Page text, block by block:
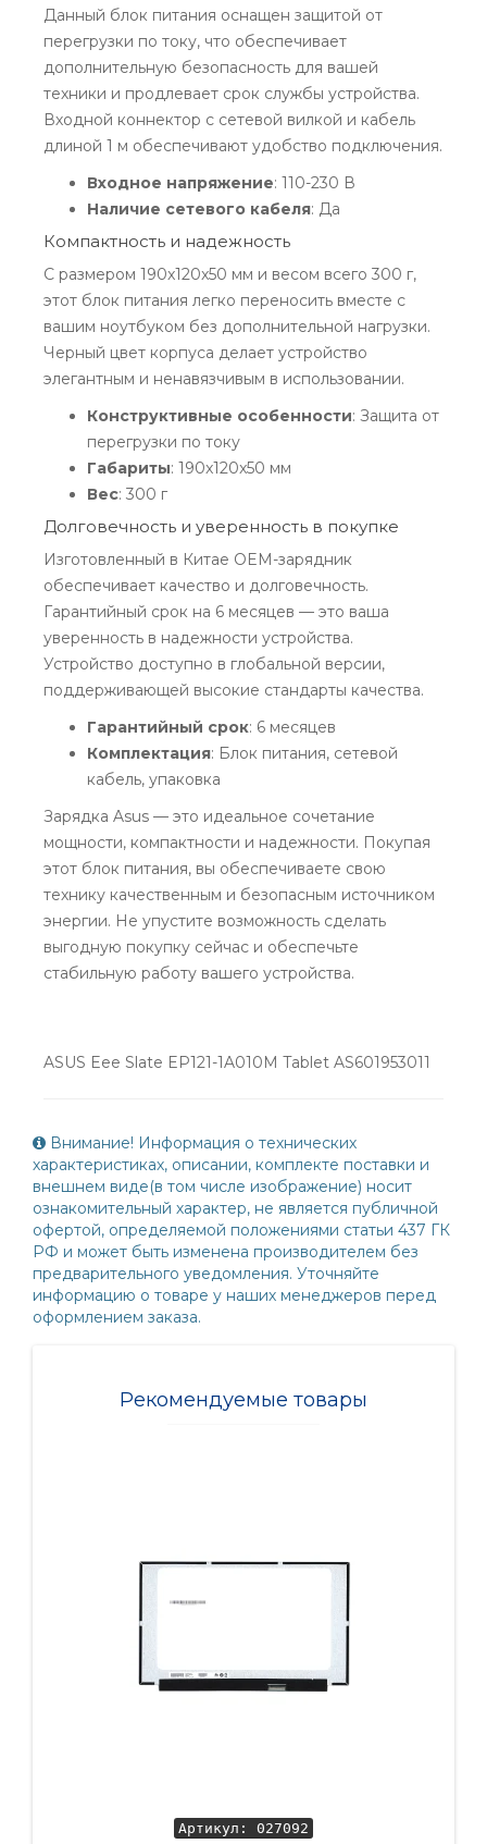
Данный блок питания оснащен защитой от
перегрузки по току, что обеспечивает
дополнительную безопасность для вашей
техники и продлевает срок службы устройства.
Входной коннектор с сетевой вилкой и кабель
длиной 1 м обеспечивают удобство подключения.
Входное напряжение: 110-230 В
Наличие сетевого кабеля: Да
Компактность и надежность
С размером 190x120x50 мм и весом всего 300 г,
этот блок питания легко переносить вместе с
вашим ноутбуком без дополнительной нагрузки.
Черный цвет корпуса делает устройство
элегантным и ненавязчивым в использовании.
Конструктивные особенности: Защита от
перегрузки по току
Габариты: 190x120x50 мм
Вес: 300 г
Долговечность и уверенность в покупке
Изготовленный в Китае OEM-зарядник
обеспечивает качество и долговечность.
Гарантийный срок на 6 месяцев — это ваша
уверенность в надежности устройства.
Устройство доступно в глобальной версии,
поддерживающей высокие стандарты качества.
Гарантийный срок: 6 месяцев
Комплектация: Блок питания, сетевой
кабель, упаковка
Зарядка Asus — это идеальное сочетание
мощности, компактности и надежности. Покупая
этот блок питания, вы обеспечиваете свою
технику качественным и безопасным источником
энергии. Не упустите возможность сделать
выгодную покупку сейчас и обеспечьте
стабильную работу вашего устройства.
ASUS Eee Slate EP121-1A010M Tablet AS601953011
Внимание! Информация о технических
характеристиках, описании, комплекте поставки и
внешнем виде(в том числе изображение) носит
ознакомительный характер, не является публичной
офертой, определяемой положениями статьи 437 ГК
РФ и может быть изменена производителем без
предварительного уведомления. Уточняйте
информацию о товаре у наших менеджеров перед
оформлением заказа.
Рекомендуемые товары
Артикул: 027092